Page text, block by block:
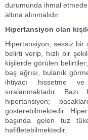
durumunda ihmal
altına alınmalıdır.
Hipertansiyon olan
Hipertansiyon; sessiz
belirti verip, hızlı bir
kişilerde görülen
baş ağrısı, bulanık
ihtiyacı hissetme
sıralanmaktadır.
hipertansiyon;
gösterebilmektedir.
başında gelen tuz
hafifletebilmektedir.